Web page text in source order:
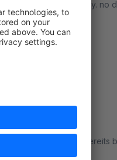
and it works perfectly. no
5.0Support
klappt problemlos.
abgeschickte Support-Anfrage wurde am